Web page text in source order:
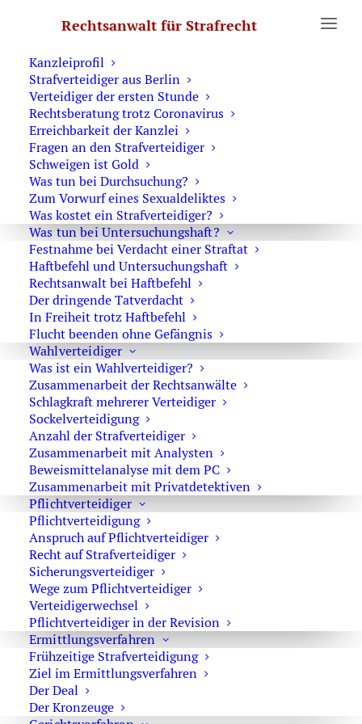
Rechtsanwalt für Strafrecht
Was Sie wissen sollten
Kanzleiprofil
Strafverteidiger aus Berlin
Verteidiger der ersten Stunde
Rechtsberatung trotz Coronavirus
Erreichbarkeit der Kanzlei
Fragen an den Strafverteidiger
Schweigen ist Gold
Was tun bei Durchsuchung?
Zum Vorwurf eines Sexualdeliktes
Was kostet ein Strafverteidiger?
Was tun bei Untersuchungshaft?
Festnahme bei Verdacht einer Straftat
Haftbefehl und Untersuchungshaft
Rechtsanwalt bei Haftbefehl
Der dringende Tatverdacht
In Freiheit trotz Haftbefehl
Flucht beenden ohne Gefängnis
Wahlverteidiger
Was ist ein Wahlverteidiger?
Zusammenarbeit der Rechtsanwälte
Schlagkraft mehrerer Verteidiger
Sockelverteidigung
Anzahl der Strafverteidiger
Zusammenarbeit mit Analysten
Beweismittelanalyse mit dem PC
Zusammenarbeit mit Privatdetektiven
Pflichtverteidiger
Pflichtverteidigung
Anspruch auf Pflichtverteidiger
Recht auf Strafverteidiger
Sicherungsverteidiger
Wege zum Pflichtverteidiger
Verteidigerwechsel
Pflichtverteidiger in der Revision
Ermittlungsverfahren
Frühzeitige Strafverteidigung
Ziel im Ermittlungsverfahren
Der Deal
Der Kronzeuge
Home Posts Tagged "Reform"
Strafverteidiger verbannt?
StPO
21. Januar 2018
Strafverteidiger-Notruf (z. B. bei
Festnahme oder
Hausdurchsuchungen):
0171 65 43 669
Sie erreichen die Anwaltskanzlei an den
Wochentagen über das Sekretariat.
Die Sekretärinnen sind zur Verschwiegenheit
verpflichtet. Erforderliche Erstinformationen
können Sie ihnen anvertrauen.
Rechtsanwalt Oliver Marson
Adresse: Kurfürstendamm 66, 10707 Berlin
Telefon:+49 30 720 22 970
Fax +49 30 720 22 771
E-Mail:marson@anwaltmarson.de